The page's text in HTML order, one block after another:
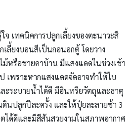
จ เทคนิคการปลูกเลี้ยงของตะนาวะสี
ลี้ยงบอนสีเป็นกอนอกตู้ โดยวาง
ม้หรือชายคาบ้าน มีแสงแดดในช่วงเช้า
เพราะหากแสงแดดจัดอาจทำให้ใบ
ะระบายน้ำได้ดี มีอินทรียวัตถุและธาตุ
นปลูกปีละครั้ง และให้ปุ๋ยละลายช้า 3
ได้ดีและมีสีสันสวยงามในสภาพอากาศ